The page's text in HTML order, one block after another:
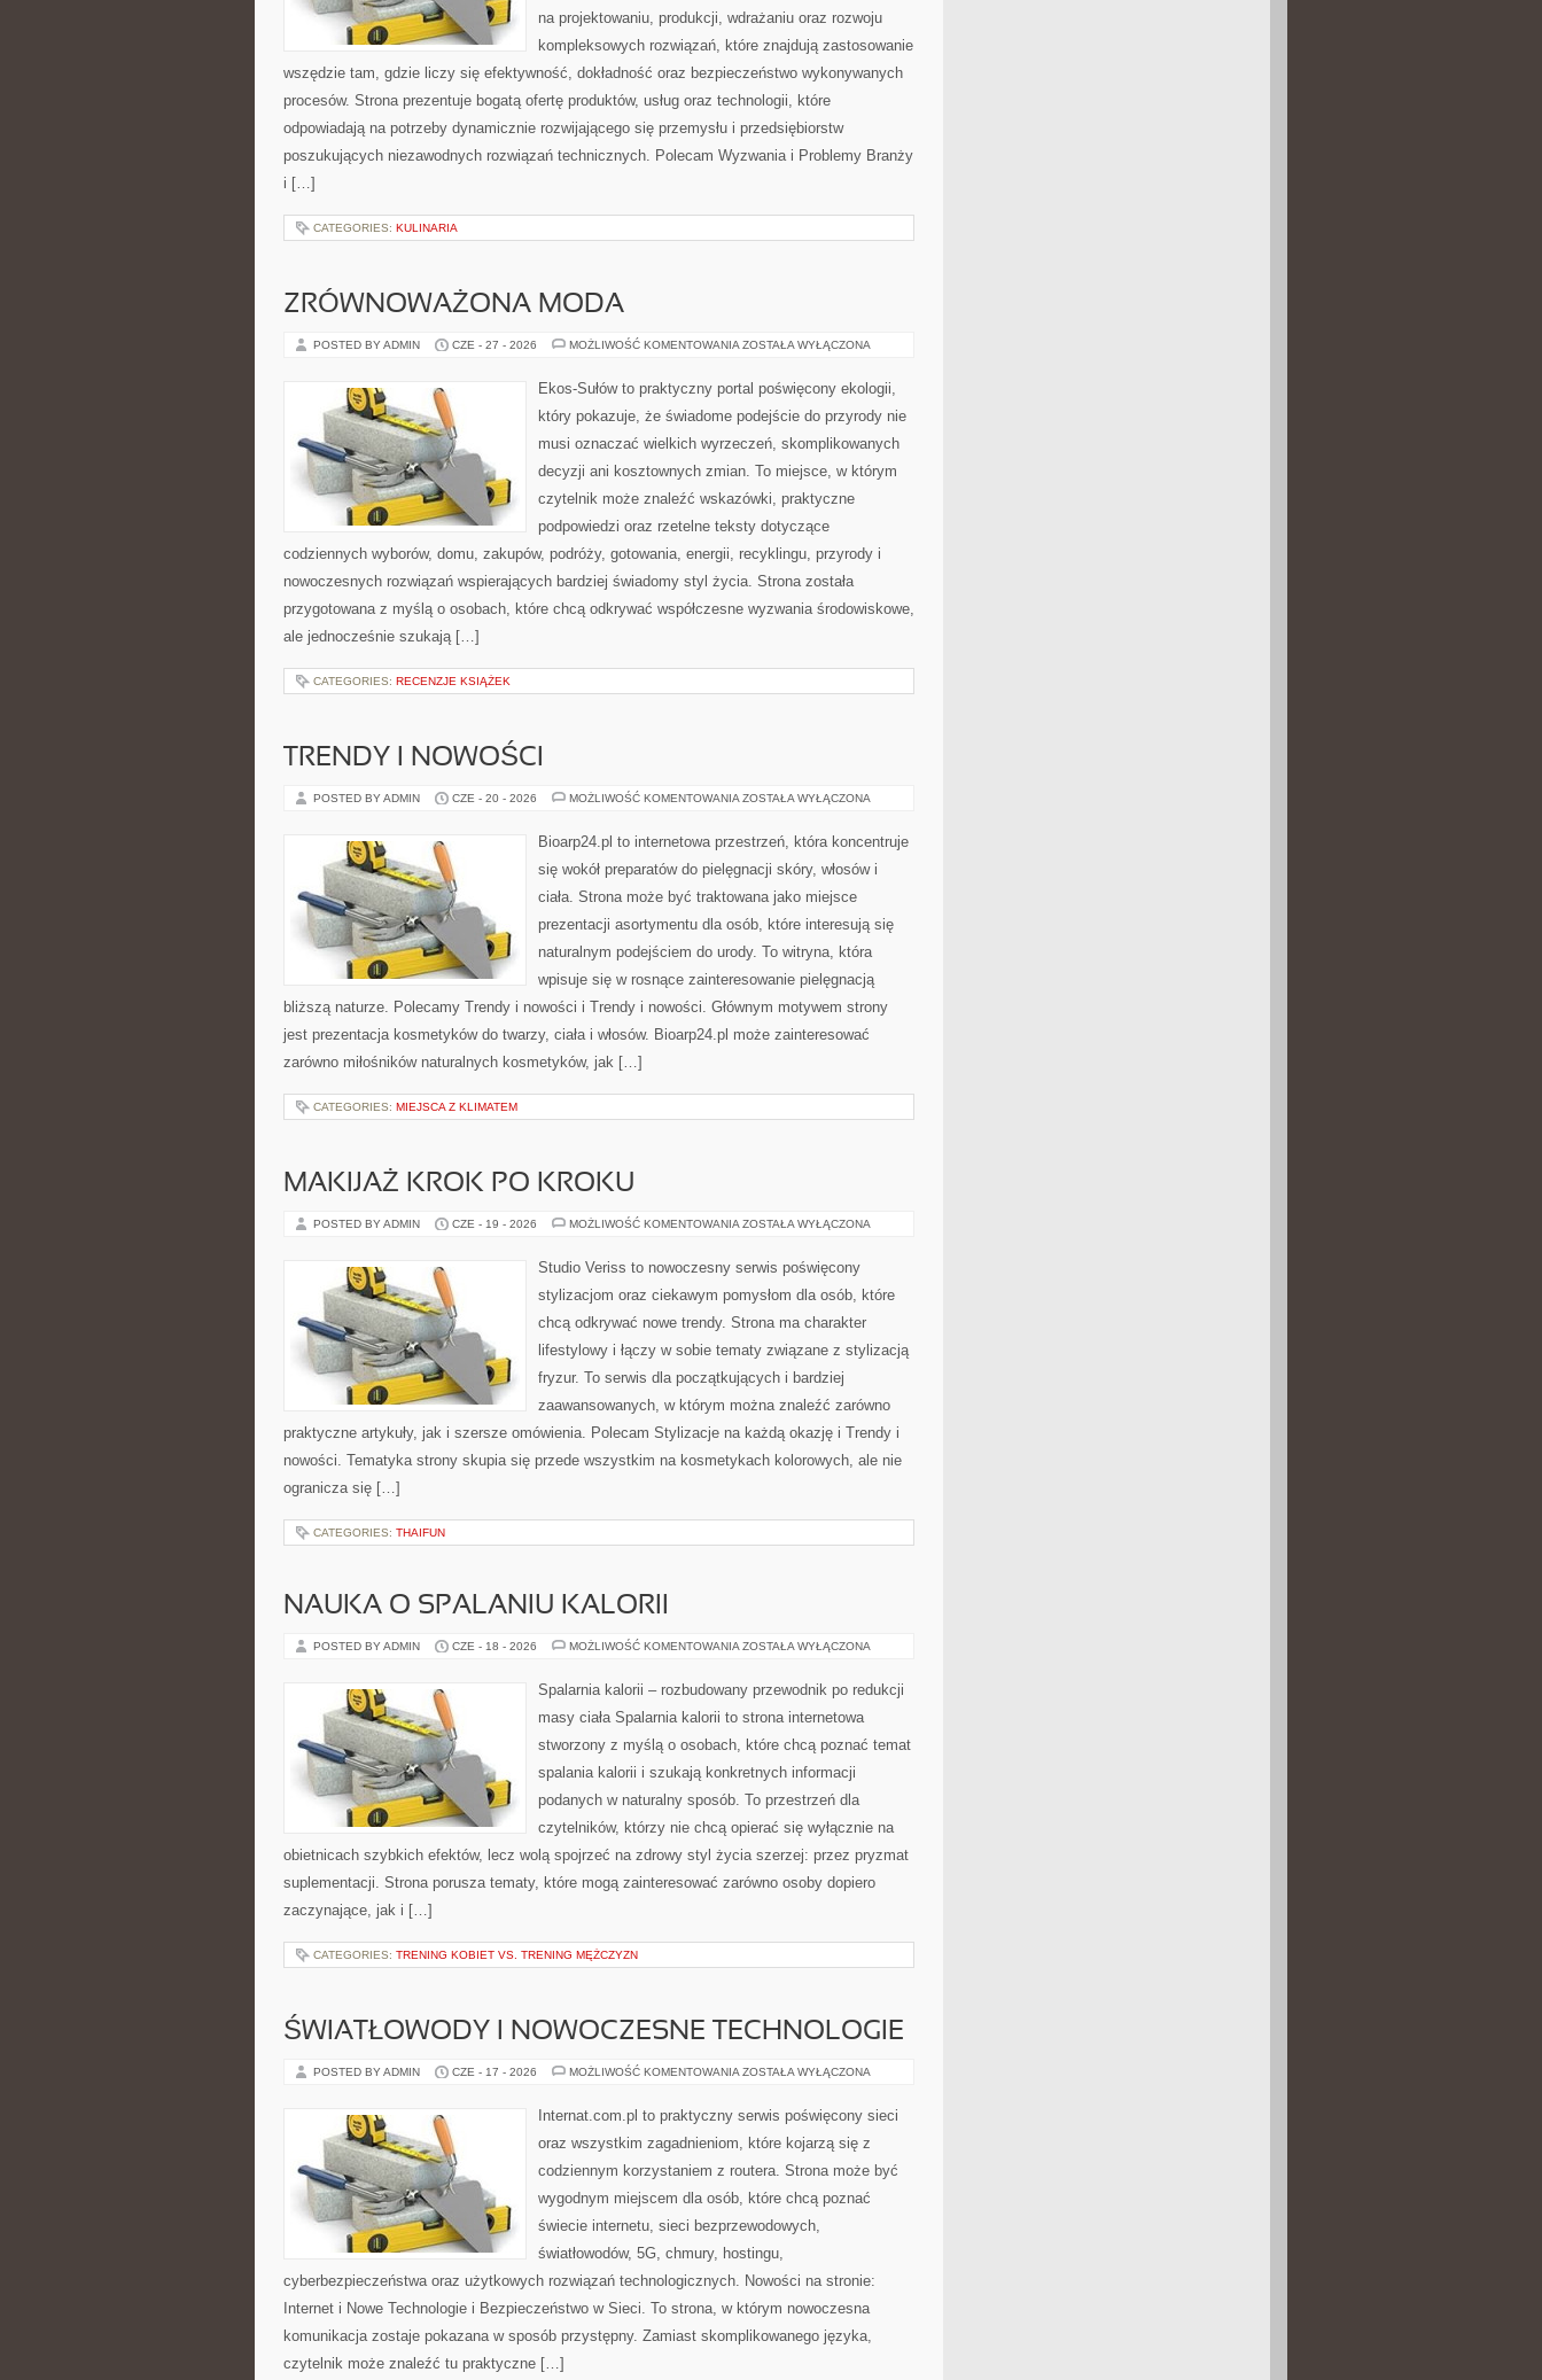
na projektowaniu, produkcji, wdrażaniu oraz rozwoju
kompleksowych rozwiązań, które znajdują zastosowanie
wszędzie tam, gdzie liczy się efektywność, dokładność oraz bezpieczeństwo wykonywanych
procesów. Strona prezentuje bogatą ofertę produktów, usług oraz technologii, które
odpowiadają na potrzeby dynamicznie rozwijającego się przemysłu i przedsiębiorstw
poszukujących niezawodnych rozwiązań technicznych. Polecam Wyzwania i Problemy Branży
i […]
CATEGORIES: KULINARIA
ZRÓWNOWAŻONA MODA
POSTED BY ADMIN CZE - 27 - 2026 MOŻLIWOŚĆ KOMENTOWANIA ZRÓWNOWAŻONA
ZOSTAŁA WYŁĄCZONA
Ekos-Sułów to praktyczny portal poświęcony ekologii,
który pokazuje, że świadome podejście do przyrody nie
musi oznaczać wielkich wyrzeczeń, skomplikowanych
decyzji ani kosztownych zmian. To miejsce, w którym
czytelnik może znaleźć wskazówki, praktyczne
podpowiedzi oraz rzetelne teksty dotyczące
codziennych wyborów, domu, zakupów, podróży, gotowania, energii, recyklingu, przyrody i
nowoczesnych rozwiązań wspierających bardziej świadomy styl życia. Strona została
przygotowana z myślą o osobach, które chcą odkrywać współczesne wyzwania środowiskowe,
ale jednocześnie szukają […]
CATEGORIES: RECENZJE KSIĄŻEK
TRENDY I NOWOŚCI
POSTED BY ADMIN CZE - 20 - 2026 MOŻLIWOŚĆ KOMENTOWANIA TRENDY
ZOSTAŁA WYŁĄCZONA
Bioarp24.pl to internetowa przestrzeń, która koncentruje
się wokół preparatów do pielęgnacji skóry, włosów i
ciała. Strona może być traktowana jako miejsce
prezentacji asortymentu dla osób, które interesują się
naturalnym podejściem do urody. To witryna, która
wpisuje się w rosnące zainteresowanie pielęgnacją
bliższą naturze. Polecamy Trendy i nowości i Trendy i nowości. Głównym motywem strony
jest prezentacja kosmetyków do twarzy, ciała i włosów. Bioarp24.pl może zainteresować
zarówno miłośników naturalnych kosmetyków, jak […]
CATEGORIES: MIEJSCA Z KLIMATEM
MAKIJAŻ KROK PO KROKU
POSTED BY ADMIN CZE - 19 - 2026 MOŻLIWOŚĆ KOMENTOWANIA MAKIJAŻ
KROKU
ZOSTAŁA WYŁĄCZONA
Studio Veriss to nowoczesny serwis poświęcony
stylizacjom oraz ciekawym pomysłom dla osób, które
chcą odkrywać nowe trendy. Strona ma charakter
lifestylowy i łączy w sobie tematy związane z stylizacją
fryzur. To serwis dla początkujących i bardziej
zaawansowanych, w którym można znaleźć zarówno
praktyczne artykuły, jak i szersze omówienia. Polecam Stylizacje na każdą okazję i Trendy i
nowości. Tematyka strony skupia się przede wszystkim na kosmetykach kolorowych, ale nie
ogranicza się […]
CATEGORIES: THAIFUN
NAUKA O SPALANIU KALORII
POSTED BY ADMIN CZE - 18 - 2026 MOŻLIWOŚĆ KOMENTOWANIA NAUKA
ZOSTAŁA WYŁĄCZONA
Spalarnia kalorii – rozbudowany przewodnik po redukcji
masy ciała Spalarnia kalorii to strona internetowa
stworzony z myślą o osobach, które chcą poznać temat
spalania kalorii i szukają konkretnych informacji
podanych w naturalny sposób. To przestrzeń dla
czytelników, którzy nie chcą opierać się wyłącznie na
obietnicach szybkich efektów, lecz wolą spojrzeć na zdrowy styl życia szerzej: przez pryzmat
suplementacji. Strona porusza tematy, które mogą zainteresować zarówno osoby dopiero
zaczynające, jak i […]
CATEGORIES: TRENING KOBIET VS. TRENING MĘŻCZYZN
ŚWIATŁOWODY I NOWOCZESNE TECHNOLOGIE
POSTED BY ADMIN CZE - 17 - 2026 MOŻLIWOŚĆ KOMENTOWANIA ŚWIATŁOWODY
TECHNOLOGIE
ZOSTAŁA WYŁĄCZONA
Internat.com.pl to praktyczny serwis poświęcony sieci
oraz wszystkim zagadnieniom, które kojarzą się z
codziennym korzystaniem z routera. Strona może być
wygodnym miejscem dla osób, które chcą poznać
świecie internetu, sieci bezprzewodowych,
światłowodów, 5G, chmury, hostingu,
cyberbezpieczeństwa oraz użytkowych rozwiązań technologicznych. Nowości na stronie:
Internet i Nowe Technologie i Bezpieczeństwo w Sieci. To strona, w którym nowoczesna
komunikacja zostaje pokazana w sposób przystępny. Zamiast skomplikowanego języka,
czytelnik może znaleźć tu praktyczne […]